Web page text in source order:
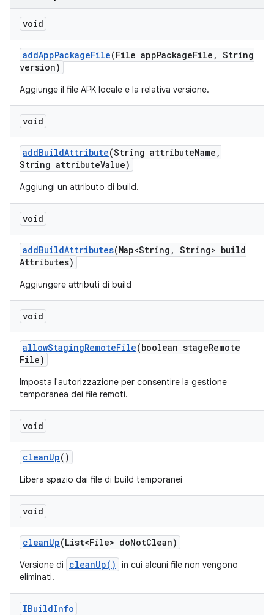
void
addAppPackageFile(File appPackageFile , String
version)
Aggiunge il file APK locale e la relativa versione.
void
addBuildAttribute(String attributeName ,
String attributeValue)
Aggiungi un attributo di build.
void
addBuildAttributes(Map<String , String> build
Attributes)
Aggiungere attributi di build
void
allowStagingRemoteFile(boolean stageRemote
File)
Imposta l'autorizzazione per consentire la gestione
temporanea dei file remoti.
void
cleanUp()
Libera spazio dai file di build temporanei
void
cleanUp(List<File> doNotClean)
Versione di cleanUp()
in cui alcuni file non vengono
eliminati.
IBuildInfo